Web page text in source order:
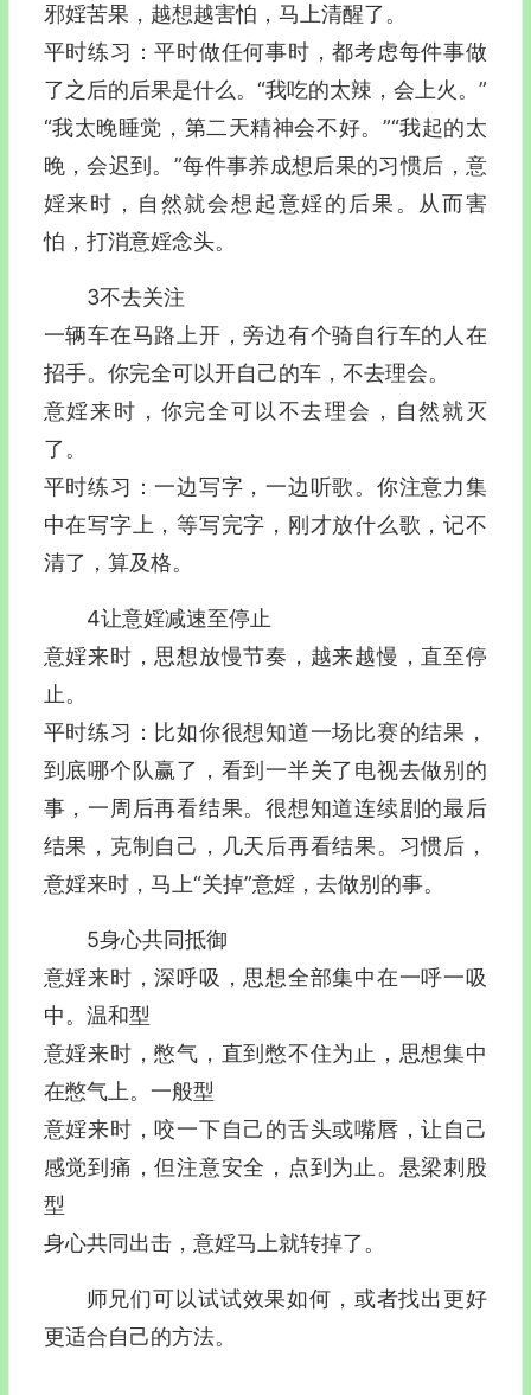
邪婬苦果，越想越害怕，马上清醒了。
平时练习：平时做任何事时，都考虑每件事做
了之后的后果是什么。“我吃的太辣，会上火。”
“我太晚睡觉，第二天精神会不好。”“我起的太
晚，会迟到。”每件事养成想后果的习惯后，意
婬来时，自然就会想起意婬的后果。从而害
怕，打消意婬念头。
3不去关注
一辆车在马路上开，旁边有个骑自行车的人在
招手。你完全可以开自己的车，不去理会。
意婬来时，你完全可以不去理会，自然就灭
了。
平时练习：一边写字，一边听歌。你注意力集
中在写字上，等写完字，刚才放什么歌，记不
清了，算及格。
4让意婬减速至停止
意婬来时，思想放慢节奏，越来越慢，直至停
止。
平时练习：比如你很想知道一场比赛的结果，
到底哪个队赢了，看到一半关了电视去做别的
事，一周后再看结果。很想知道连续剧的最后
结果，克制自己，几天后再看结果。习惯后，
意婬来时，马上“关掉”意婬，去做别的事。
5身心共同抵御
意婬来时，深呼吸，思想全部集中在一呼一吸
中。温和型
意婬来时，憋气，直到憋不住为止，思想集中
在憋气上。一般型
意婬来时，咬一下自己的舌头或嘴唇，让自己
感觉到痛，但注意安全，点到为止。悬梁刺股
型
身心共同出击，意婬马上就转掉了。
师兄们可以试试效果如何，或者找出更好
更适合自己的方法。